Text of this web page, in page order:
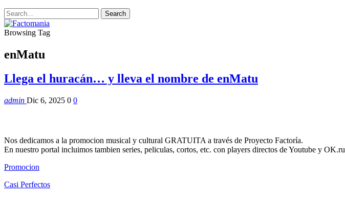
Browsing Tag
enMatu
Llega el huracán… y lleva el nombre de enMatu
admin Dic 6, 2025 0 0
Nos dedicamos a la promocion musical y cultural GRATUITA a través de Proyecto Factoría.
En nuestro portal incluimos tambien series, peliculas, cortos, etc. con players directos de Youtube y OK.ru
Promocion
Casi Perfectos